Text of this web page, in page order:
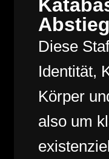
Diese
Identität,
Körper
also um